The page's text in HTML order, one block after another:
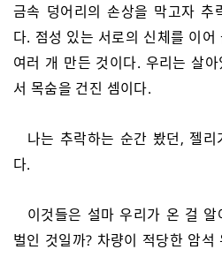
금속 덩어리의 손상을 막고자 추
다. 점성 있는 서로의 신체를 이
여러 개 만든 것이다. 우리는 살
서 목숨을 건진 셈이다.
나는 추락하는 순간 봤던, 젤
다.
이것들은 설마 우리가 온 걸
벌인 것일까? 차량이 적당한 암